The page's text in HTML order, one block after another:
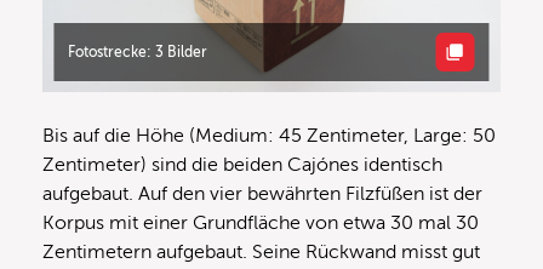
Fotostrecke: 3 Bilder
Bis auf die Höhe (Medium: 45 Zentimeter, Large: 50
Zentimeter) sind die beiden Cajónes identisch
aufgebaut. Auf den vier bewährten Filzfüßen ist der
Korpus mit einer Grundfläche von etwa 30 mal 30
Zentimetern aufgebaut. Seine Rückwand misst gut